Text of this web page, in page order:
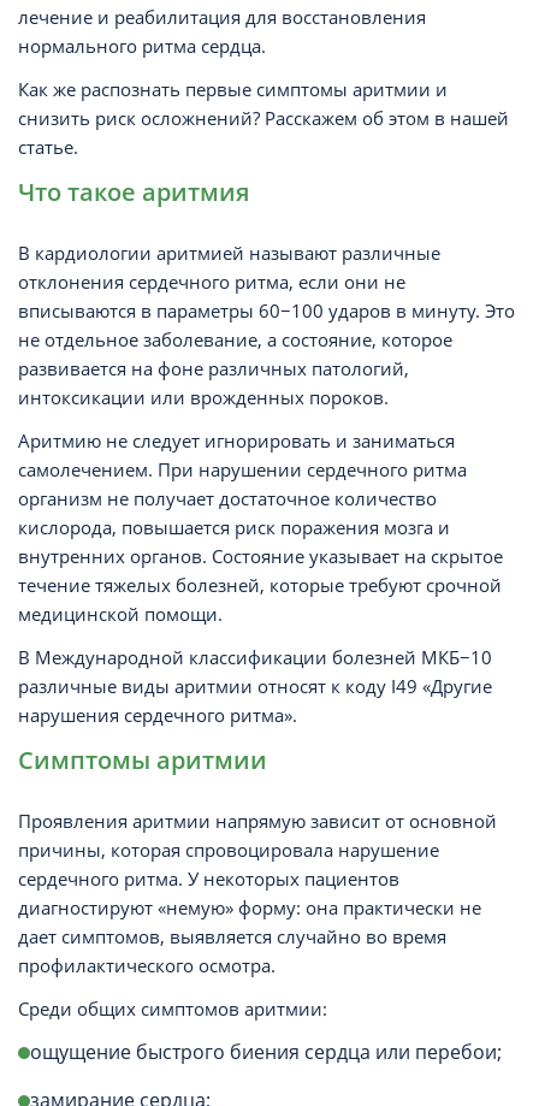
лечение и реабилитация для восстановления
нормального ритма сердца.
Как же распознать первые симптомы аритмии и
снизить риск осложнений? Расскажем об этом в нашей
статье.
Что такое аритмия
В кардиологии аритмией называют различные
отклонения сердечного ритма, если они не
вписываются в параметры 60−100 ударов в минуту. Это
не отдельное заболевание, а состояние, которое
развивается на фоне различных патологий,
интоксикации или врожденных пороков.
Аритмию не следует игнорировать и заниматься
самолечением. При нарушении сердечного ритма
организм не получает достаточное количество
кислорода, повышается риск поражения мозга и
внутренних органов. Состояние указывает на скрытое
течение тяжелых болезней, которые требуют срочной
медицинской помощи.
В Международной классификации болезней МКБ−10
различные виды аритмии относят к коду I49 «Другие
нарушения сердечного ритма».
Симптомы аритмии
Проявления аритмии напрямую зависит от основной
причины, которая спровоцировала нарушение
сердечного ритма. У некоторых пациентов
диагностируют «немую» форму: она практически не
дает симптомов, выявляется случайно во время
профилактического осмотра.
Среди общих симптомов аритмии:
ощущение быстрого биения сердца или перебои;
замирание сердца;